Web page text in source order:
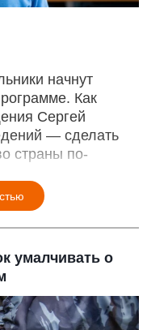
начнут
Как
Сергей
— сделать
страны по-
умалчивать о